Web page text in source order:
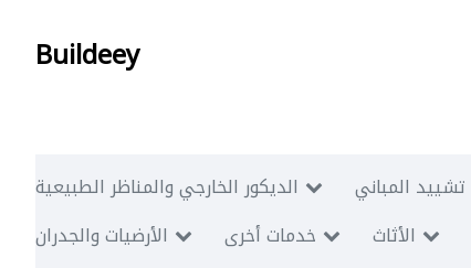
Buildeey
الديكور الخارجي والمناظر الطبيعية تشييد المباني
الأرضيات والجدران
خدمات أخرى الأثاث